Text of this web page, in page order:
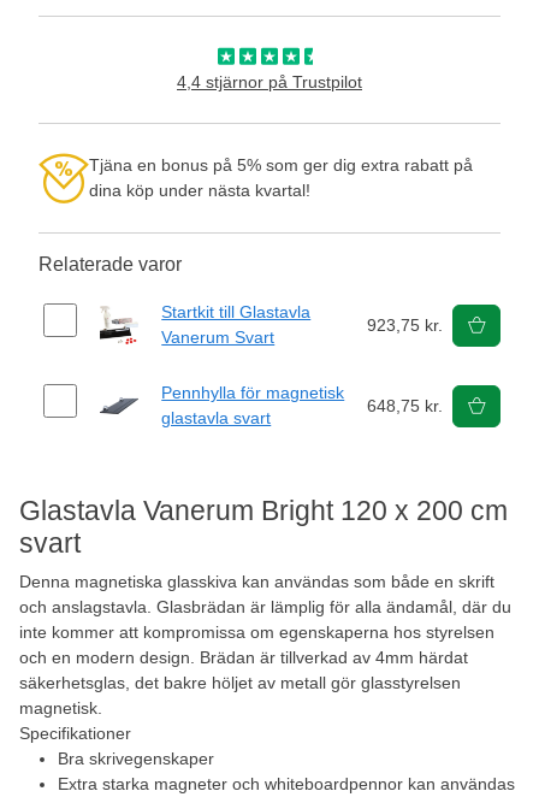
Glastavla Vanerum Bright 120 x 200 cm
svart
Denna magnetiska glasskiva kan användas som både en skrift
och anslagstavla. Glasbrädan är lämplig för alla ändamål, där du
inte kommer att kompromissa om egenskaperna hos styrelsen
och en modern design. Brädan är tillverkad av 4mm härdat
säkerhetsglas, det bakre höljet av metall gör glasstyrelsen
magnetisk.
Specifikationer
Bra skrivegenskaper
Extra starka magneter och whiteboardpennor kan användas
4,4 stjärnor på Trustpilot
Tjäna en bonus på 5% som ger dig extra rabatt på
dina köp under nästa kvartal!
Relaterade varor
Startkit till Glastavla
Vanerum Svart
923,75 kr.
Pennhylla för magnetisk
glastavla svart
648,75 kr.